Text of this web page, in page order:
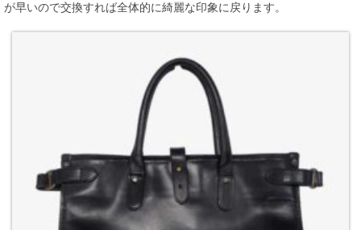
が早いので交換すれば全体的に綺麗な印象に戻ります。